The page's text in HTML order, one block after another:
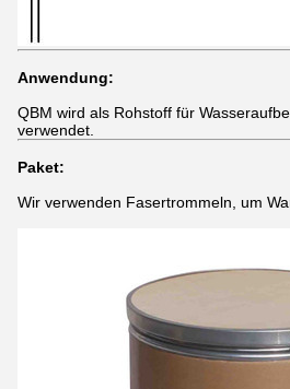
Anwendung:
QBM wird als Rohstoff für
verwendet.
Paket:
Wir verwenden Fasertrommeln, um